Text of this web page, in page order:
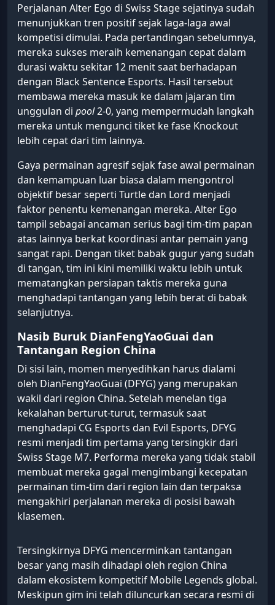
Perjalanan Alter Ego di Swiss Stage sejatinya sudah
menunjukkan tren positif sejak laga-laga awal
kompetisi dimulai. Pada pertandingan sebelumnya,
mereka sukses meraih kemenangan cepat dalam
durasi waktu sekitar 12 menit saat berhadapan
dengan Black Sentence Esports. Hasil tersebut
membawa mereka masuk ke dalam jajaran tim
unggulan di pool2-0, yang mempermudah langkah
mereka untuk mengunci tiket ke fase Knockout
lebih cepat dari tim lainnya.
Gaya permainan agresif sejak fase awal permainan
dan kemampuan luar biasa dalam mengontrol
objektif besar seperti Turtle dan Lord menjadi
faktor penentu kemenangan mereka. Alter Ego
tampil sebagai ancaman serius bagi tim-tim papan
atas lainnya berkat koordinasi antar pemain yang
sangat rapi. Dengan tiket babak gugur yang sudah
di tangan, tim ini kini memiliki waktu lebih untuk
mematangkan persiapan taktis mereka guna
menghadapi tantangan yang lebih berat di babak
selanjutnya.
Nasib Buruk DianFengYaoGuai dan
Tantangan Region China
Di sisi lain, momen menyedihkan harus dialami
oleh DianFengYaoGuai (DFYG) yang merupakan
wakil dari region China. Setelah menelan tiga
kekalahan berturut-turut, termasuk saat
menghadapi CG Esports dan Evil Esports, DFYG
resmi menjadi tim pertama yang tersingkir dari
Swiss Stage M7. Performa mereka yang tidak stabil
membuat mereka gagal mengimbangi kecepatan
permainan tim-tim dari region lain dan terpaksa
mengakhiri perjalanan mereka di posisi bawah
klasemen.
Tersingkirnya DFYG mencerminkan tantangan
besar yang masih dihadapi oleh region China
dalam ekosistem kompetitif Mobile Legends global.
Meskipun gim ini telah diluncurkan secara resmi di